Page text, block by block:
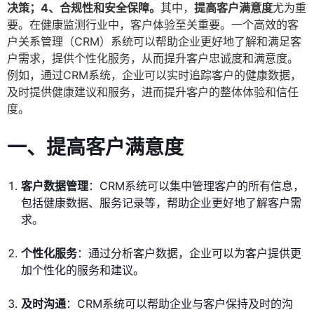
决策；4、合规性和安全保障。 其中， 提高客户满意度尤为重
要。在健康监测行业中，客户体验至关重要。一个高效的客
户关系管理（CRM）系统可以帮助企业更好地了解和满足客
户需求，提供个性化服务，从而提升客户忠诚度和满意度。
例如，通过CRM系统，企业可以实时追踪客户的健康数据，
及时提供健康建议和服务，进而提升客户的整体体验和信任
度。
一、提高客户满意度
客户数据管理：CRM系统可以集中管理客户的所有信息，
包括健康数据、服务记录等，帮助企业更好地了解客户需
求。
个性化服务：通过分析客户数据，企业可以为客户提供更
加个性化的服务和建议。
及时沟通：CRM系统可以帮助企业与客户保持及时的沟